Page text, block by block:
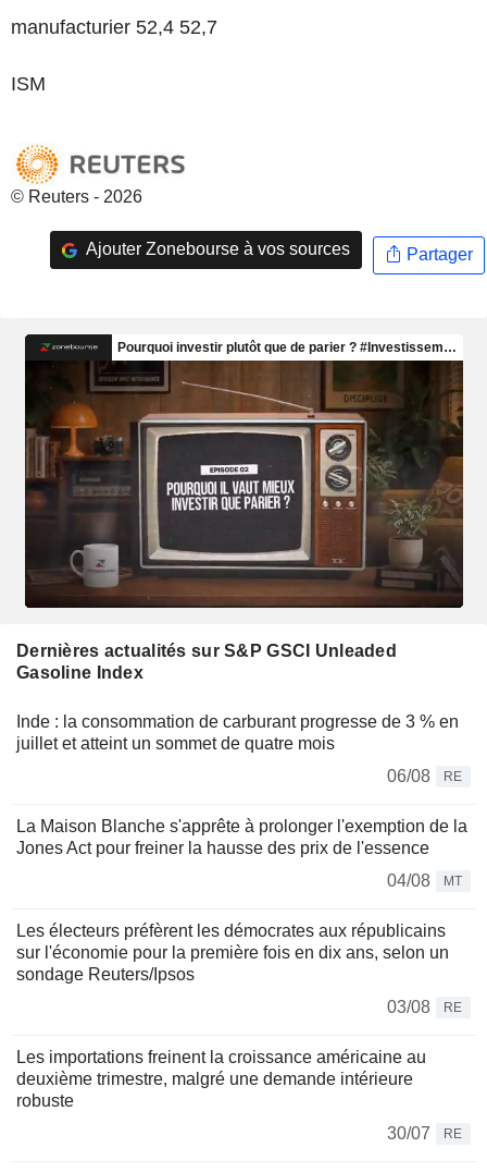
manufacturier 52,4 52,7
ISM
© Reuters - 2026
Ajouter Zonebourse à vos sources Partager
Dernières actualités sur S&P GSCI Unleaded
Gasoline Index
Inde : la consommation de carburant progresse de 3 % en
juillet et atteint un sommet de quatre mois
06/08
RE
La Maison Blanche s'apprête à prolonger l'exemption de la
Jones Act pour freiner la hausse des prix de l'essence
04/08
MT
Les électeurs préfèrent les démocrates aux républicains
sur l'économie pour la première fois en dix ans, selon un
sondage Reuters/Ipsos
03/08
RE
Les importations freinent la croissance américaine au
deuxième trimestre, malgré une demande intérieure
robuste
30/07
RE